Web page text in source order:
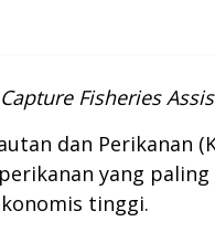
Capture Fisheries
dan Perikanan
yang
tinggi.